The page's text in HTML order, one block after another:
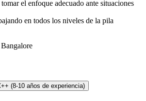
el enfoque adecuado ante situaciones
en todos los niveles de la pila
(8-10 años de experiencia)